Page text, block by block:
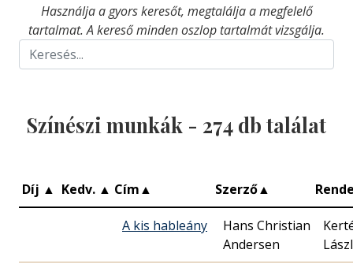
Használja a gyors keresőt, megtalálja a megfelelő
tartalmat. A kereső minden oszlop tartalmát vizsgálja.
Színészi munkák - 274 db találat
Díj ▲ Kedv. ▲ Cím▲ Szerző▲
A kis hableány
Hans Christian
Andersen